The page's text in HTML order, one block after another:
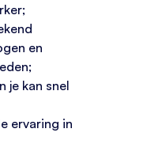
en
je kan snel
ervaring in